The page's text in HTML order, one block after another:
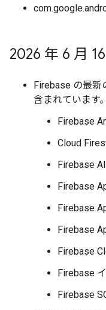
2026 年 6 月
Firebase の最新
含まれています。
Firebase
Cloud
Firebase
Firebase
Firebase
Firebase
Firebase
Firebase
Firebase